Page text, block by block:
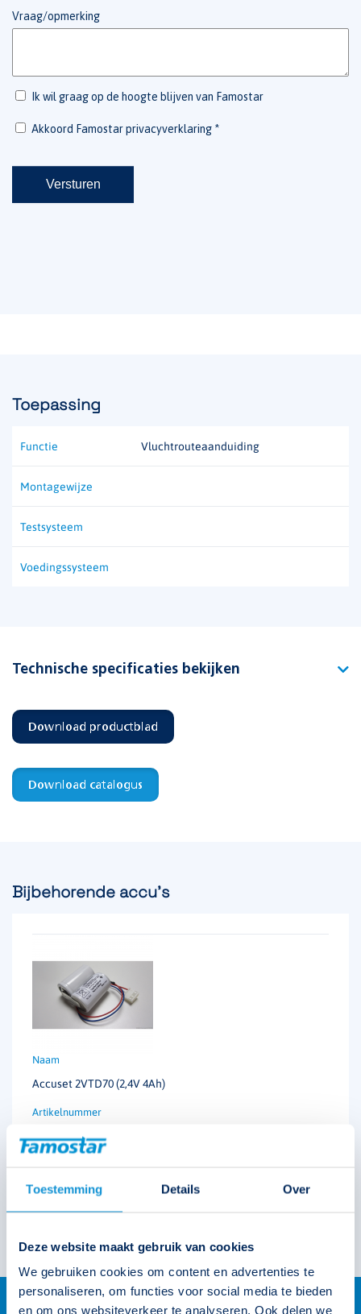
Toestemming Details Over
Deze website maakt gebruik van cookies
We gebruiken cookies om content en advertenties te
personaliseren, om functies voor social media te bieden
en om ons websiteverkeer te analyseren. Ook delen we
Toepassing
Functie Vluchtrouteaanduiding
Montagewijze
Testsysteem
Voedingssysteem
Technische specificaties bekijken
Artikelnummer 105324
EAN-code 8715774001369
Download productblad
Download catalogus
Bijbehorende accu's
Accuset 2VTD70 (2,4V 4Ah)
122622